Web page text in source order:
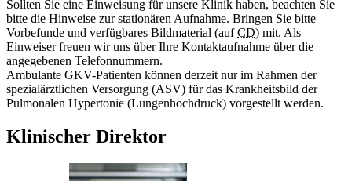
Sollten Sie eine Einweisung für unsere Klinik haben, beachten Sie
bitte die Hinweise zur stationären Aufnahme. Bringen Sie bitte
Vorbefunde und verfügbares Bildmaterial (aufCD) mit. Als
Einweiser freuen wir uns über Ihre Kontaktaufnahme über die
angegebenen Telefonnummern.
Ambulante GKV-Patienten können derzeit nur im Rahmen der
spezialärztlichen Versorgung (ASV) für das Krankheitsbild der
Pulmonalen Hypertonie (Lungenhochdruck) vorgestellt werden.
Klinischer Direktor